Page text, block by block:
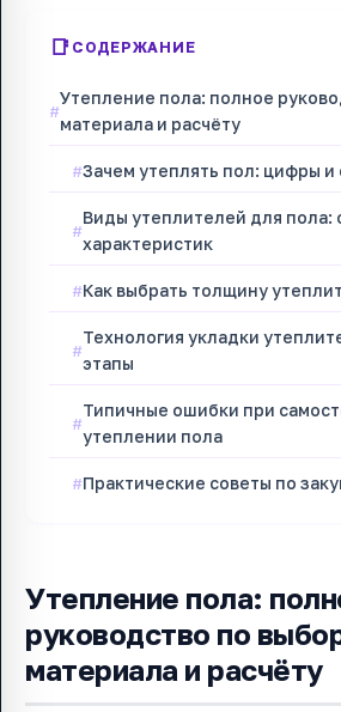
СОДЕРЖАНИЕ
Утепление пола: полное
материала и расчёту
Зачем утеплять пол: цифры и
Виды утеплителей для пола:
характеристик
Как выбрать толщину
Технология укладки
этапы
Типичные ошибки при
утеплении пола
Практические советы по
Утепление пола:
руководство по
материала и расчёту